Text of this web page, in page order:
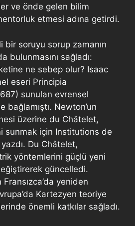
ve önde gelen bilim
etmesi adına getirdi.
bir soruyu sorup zamanın
bulunmasını sağladı:
ne sebep olur? Isaac
eseri Principia
sunulan evrensel
bağlamıştı. Newton’un
üzerine du Châtelet,
sunmak için Institutions de
Du Châtelet,
yöntemlerini güçlü yeni
güncelledi.
yeniden
Kartezyen teoriye
önemli katkılar sağladı.